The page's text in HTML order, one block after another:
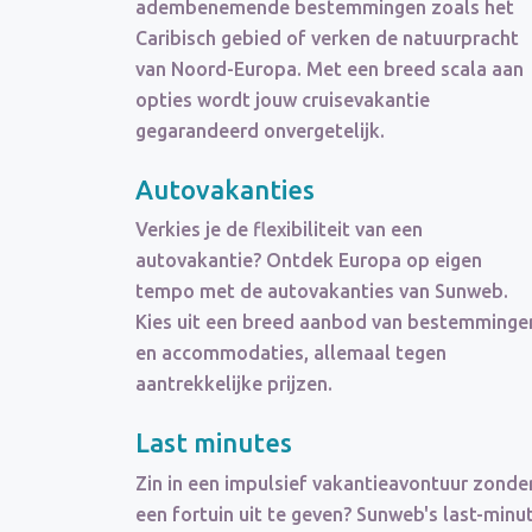
adembenemende bestemmingen zoals het
Caribisch gebied of verken de natuurpracht
van Noord-Europa. Met een breed scala aan
opties wordt jouw cruisevakantie
gegarandeerd onvergetelijk.
Autovakanties
Verkies je de flexibiliteit van een
autovakantie? Ontdek Europa op eigen
tempo met de autovakanties van Sunweb.
Kies uit een breed aanbod van
en accommodaties, allemaal tegen
aantrekkelijke prijzen.
Last minutes
Zin in een impulsief vakantieavontuur
een fortuin uit te geven? Sunweb's last-